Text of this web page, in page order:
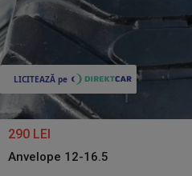
290 LEI
Anvelope 12-16.5